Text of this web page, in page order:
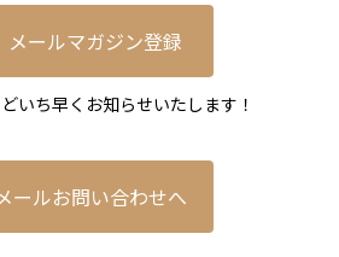
メールマガジン登録
いち早くお知らせいたします！
ールお問い合わせへ